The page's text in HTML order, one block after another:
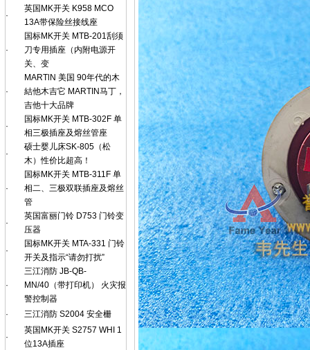
·
英国MK开关 K958 MCO
13A带保险丝接线座
·
国标MK开关 MTB-201刮须
刀专用插座（内附电源开
关、变
·
MARTlN 美国 90年代的木
結他木吉它 MARTIN马丁，
吉他十大品牌
·
国标MK开关 MTB-302F 单
相三极插座及熔丝管座
·
硕士婴儿床SK-805（松
木）性价比超高！
·
国标MK开关 MTB-311F 单
相二、三极双联插座及熔丝
管
·
英国富丽门铃 D753 门铃变
压器
·
国标MK开关 MTA-331 门铃
开关及指示“请勿打扰”
·
三江消防 JB-QB-
MN/40（带打印机） 火灾报
警控制器
·
三江消防 S2004 安全栅
·
英国MK开关 S2757 WHI 1
位13A插座